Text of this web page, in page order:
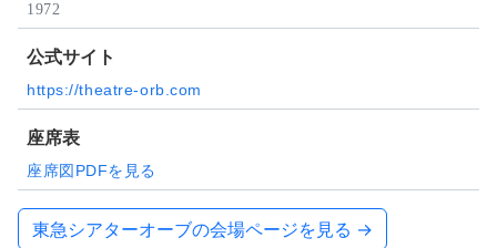
1972
公式サイト
https://theatre-orb.com
座席表
座席図PDFを見る
東急シアターオーブの会場ページを見る →